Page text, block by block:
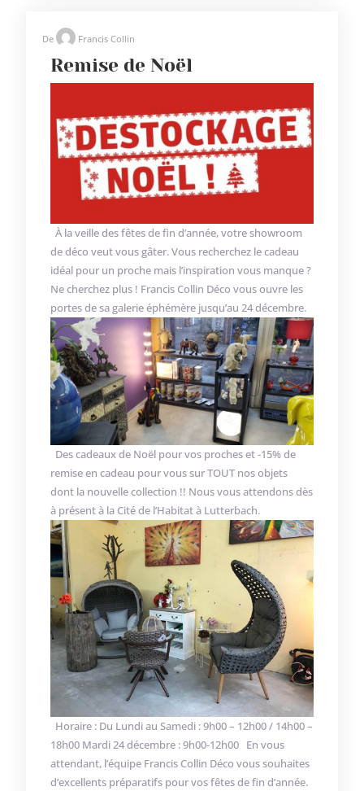
De Francis Collin
Remise de Noël
À la veille des fêtes de fin d’année, votre showroom
de déco veut vous gâter. Vous recherchez le cadeau
idéal pour un proche mais l’inspiration vous manque ?
Ne cherchez plus ! Francis Collin Déco vous ouvre les
portes de sa galerie éphémère jusqu’au 24 décembre.
Des cadeaux de Noël pour vos proches et -15% de
remise en cadeau pour vous sur TOUT nos objets
dont la nouvelle collection !! Nous vous attendons dès
à présent à la Cité de l’Habitat à Lutterbach.
Horaire : Du Lundi au Samedi : 9h00 – 12h00 / 14h00 –
18h00 Mardi 24 décembre : 9h00-12h00 En vous
attendant, l’équipe Francis Collin Déco vous souhaites
d’excellents préparatifs pour vos fêtes de fin d’année.